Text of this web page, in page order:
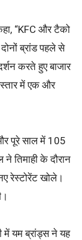
“KFC और टैको
ब्रांड पहले से
करते हुए बाजार
में एक और
पूरे साल में 105
तिमाही के दौरान
रेस्टोरेंट खोले।
में यम ब्रांड्स ने यह